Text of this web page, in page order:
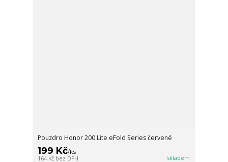
Pouzdro Honor 200 Lite eFold Series červené
199 Kč/ks
164 Kč bez DPH skladem